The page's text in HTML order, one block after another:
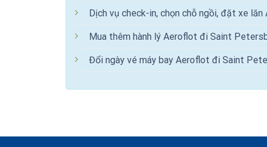
Dịch vụ check-in, chọn chỗ ngồi, đặt xe
Mua thêm hành lý Aeroflot đi Saint
Đổi ngày vé máy bay Aeroflot đi Saint